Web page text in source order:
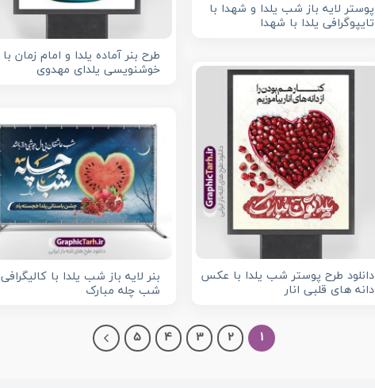
پوستر لایه باز شب یلدا و شهدا با
تایپوگرافی یلدا با شهدا
طرح بنر آماده یلدا و امام زمان با
خوشنویسی یلدای مهدوی
دانلود طرح پوستر شب یلدا با عکس
دانه های قلبی انار
بنر لایه باز شب یلدا با کالیگرافی
شب چله مبارک
1
2
3
4
5